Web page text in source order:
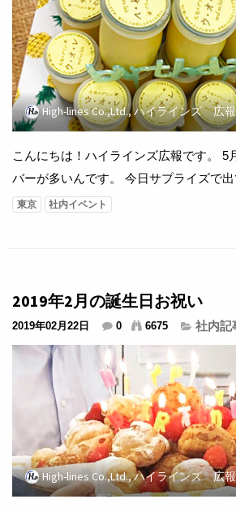
High-lines Co.,Ltd., ハイラインズ 広報
こんにちは！ハイラインズ広報です。 5
バーが多いんです。 今日サプライズで
さかのプリン(^^♪ 毎月お洒落で美味しい
東京 社内イベント
2019年2月の誕生日お祝い
2019年02月22日 0 6675 社内記
High-lines Co.,Ltd., ハイラインズ 広報